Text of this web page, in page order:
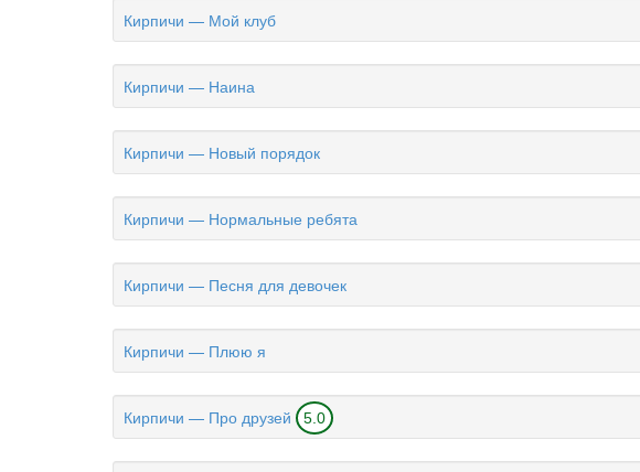
Кирпичи — Мой клуб
Кирпичи — Наина
Кирпичи — Новый порядок
Кирпичи — Нормальные ребята
Кирпичи — Песня для девочек
Кирпичи — Плюю я
Кирпичи — Про друзей 5.0